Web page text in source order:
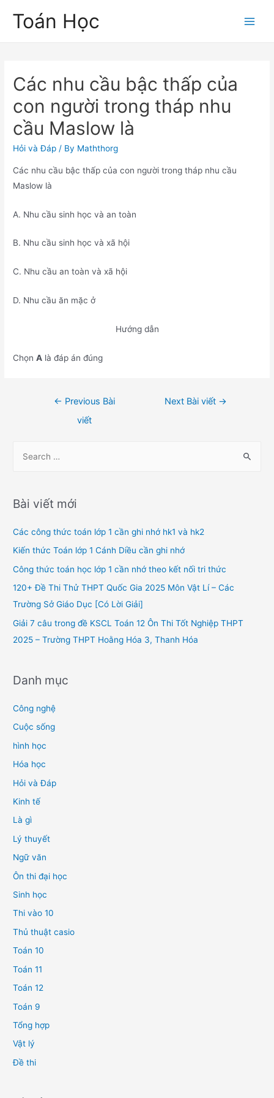
Toán Học
Các nhu cầu bậc thấp của
con người trong tháp nhu
cầu Maslow là
Hỏi và Đáp / By Maththorg
Các nhu cầu bậc thấp của con người trong tháp nhu cầu
Maslow là
A. Nhu cầu sinh học và an toàn
B. Nhu cầu sinh học và xã hội
C. Nhu cầu an toàn và xã hội
D. Nhu cầu ăn mặc ở
Hướng dẫn
ChọnA là đáp án đúng
← Previous Bài
viết
Next Bài viết →
r
h
f
o
Bài viết mới
Các công thức toán lớp 1 cần ghi nhớ hk1 và hk2
Kiến thức Toán lớp 1 Cánh Diều cần ghi nhớ
Công thức toán học lớp 1 cần nhớ theo kết nối tri thức
120+ Đề Thi Thử THPT Quốc Gia 2025 Môn Vật Lí – Các
Trường Sở Giáo Dục [Có Lời Giải]
Giải 7 câu trong đề KSCL Toán 12 Ôn Thi Tốt Nghiệp THPT
2025 – Trường THPT Hoằng Hóa 3, Thanh Hóa
Danh mục
Công nghệ
Cuộc sống
hình học
Hóa học
Hỏi và Đáp
Kinh tế
Là gì
Lý thuyết
Ngữ văn
Ôn thi đại học
Sinh học
Thi vào 10
Thủ thuật casio
Toán 10
Toán 11
Toán 12
Toán 9
Tổng hợp
Vật lý
Đề thi